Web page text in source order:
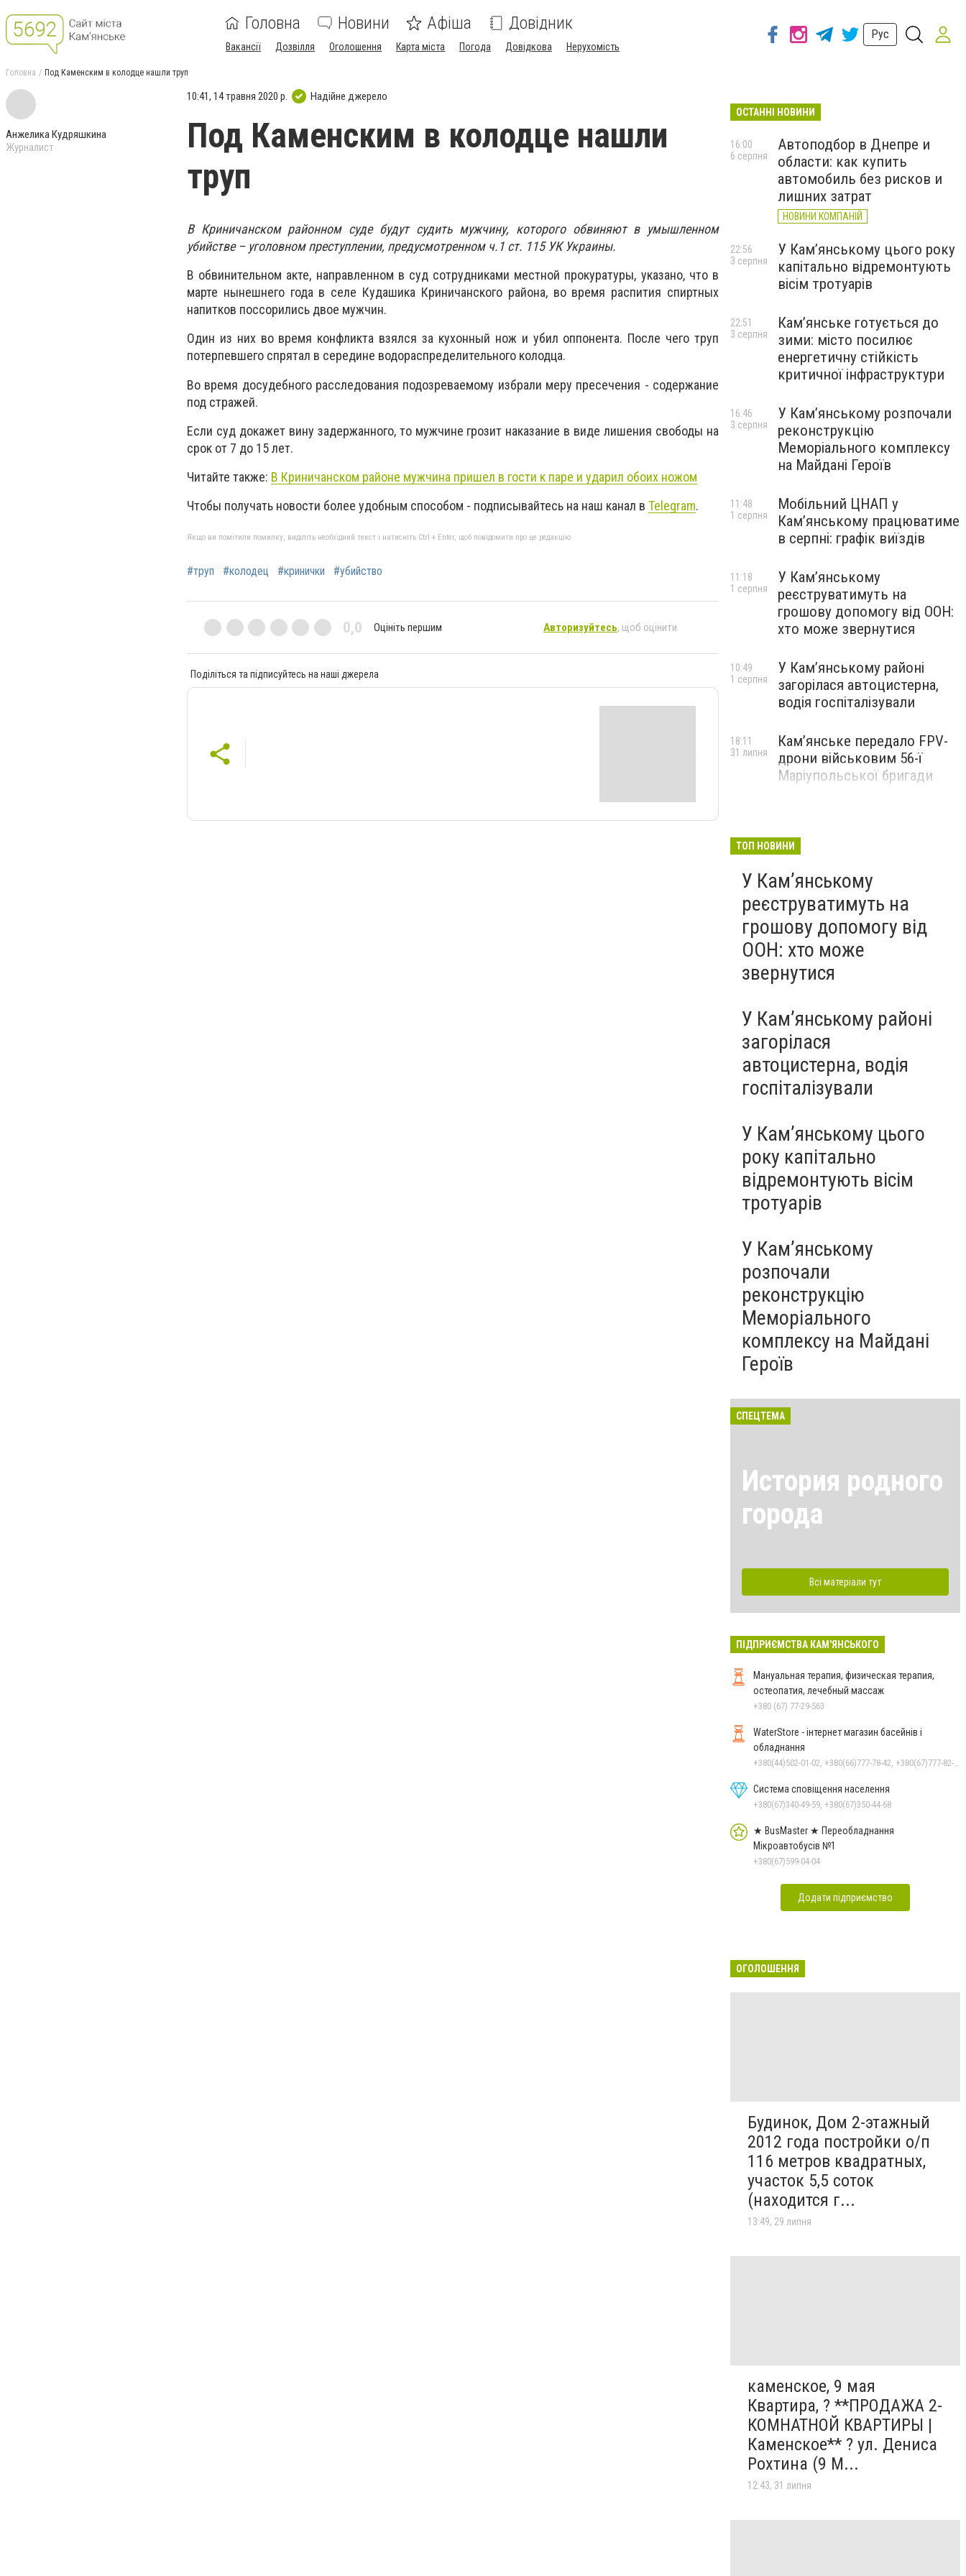
Головна Новини Афіша Довідник
Вакансії Дозвілля Оголошення Карта міста Погода Довідкова Нерухомість
Рус
Головна Под Каменским в колодце нашли труп
Анжелика Кудряшкина
Журналист
10:41, 14 травня 2020 р. Надійне джерело
Под Каменским в колодце нашли
труп
В Криничанском районном суде будут судить мужчину, которого обвиняют в умышленном
убийстве – уголовном преступлении, предусмотренном ч.1 ст. 115 УК Украины.
В обвинительном акте, направленном в суд сотрудниками местной прокуратуры, указано, что в
марте нынешнего года в селе Кудашика Криничанского района, во время распития спиртных
напитков поссорились двое мужчин.
Один из них во время конфликта взялся за кухонный нож и убил оппонента. После чего труп
потерпевшего спрятал в середине водораспределительного колодца.
Во время досудебного расследования подозреваемому избрали меру пресечения - содержание
под стражей.
Если суд докажет вину задержанного, то мужчине грозит наказание в виде лишения свободы на
срок от 7 до 15 лет.
Читайте также: В Криничанском районе мужчина пришел в гости к паре и ударил обоих ножом
Чтобы получать новости более удобным способом - подписывайтесь на наш канал в Telegram.
Якщо ви помітили помилку, виділіть необхідний текст і натисніть Ctrl + Enter, щоб повідомити про це редакцію
#труп #колодец #кринички #убийство
0,0 Оцініть першим Авторизуйтесь, щоб оцінити
Поділіться та підписуйтесь на наші джерела
ОСТАННІ НОВИНИ
Автоподбор в Днепре и
области: как купить
автомобиль без рисков и
лишних затрат
НОВИНИ КОМПАНІЙ
16:00
6 серпня
У Кам’янському цього року
капітально відремонтують
вісім тротуарів
22:56
3 серпня
Кам’янське готується до
зими: місто посилює
енергетичну стійкість
критичної інфраструктури
22:51
3 серпня
У Кам’янському розпочали
реконструкцію
Меморіального комплексу
на Майдані Героїв
16:46
3 серпня
Мобільний ЦНАП у
Кам’янському працюватиме
в серпні: графік виїздів
11:48
1 серпня
У Кам’янському
реєструватимуть на
грошову допомогу від ООН:
хто може звернутися
11:18
1 серпня
У Кам’янському районі
загорілася автоцистерна,
водія госпіталізували
10:49
1 серпня
Кам’янське передало FPV-
дрони військовим 56-ї
Маріупольської бригади
18:11
31 липня
ТОП НОВИНИ
У Кам’янському
реєструватимуть на
грошову допомогу від
ООН: хто може
звернутися
У Кам’янському районі
загорілася
автоцистерна, водія
госпіталізували
У Кам’янському цього
року капітально
відремонтують вісім
тротуарів
У Кам’янському
розпочали
реконструкцію
Меморіального
комплексу на Майдані
Героїв
СПЕЦТЕМА
История родного
города
Всі матеріали тут
ПІДПРИЄМСТВА КАМ'ЯНСЬКОГО
Мануальная терапия, физическая терапия,
остеопатия, лечебный массаж
+380 (67) 77-29-563
WaterStore - інтернет магазин басейнів і
обладнання
Система сповіщення населення
+380(67)340-49-59, +380(67)350-44-68
★ BusMaster ★ Переобладнання
Мікроавтобусів №1
+380(67)599-04-04
Додати підприємство
ОГОЛОШЕННЯ
Будинок, Дом 2-этажный
2012 года постройки о/п
116 метров квадратных,
участок 5,5 соток
(находится г...
13:49, 29 липня
каменское, 9 мая
Квартира, ? **ПРОДАЖА 2-
КОМНАТНОЙ КВАРТИРЫ |
Каменское** ? ул. Дениса
Рохтина (9 М...
12:43, 31 липня